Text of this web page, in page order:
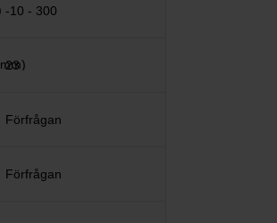
-10 - 300
23
Förfrågan
Förfrågan